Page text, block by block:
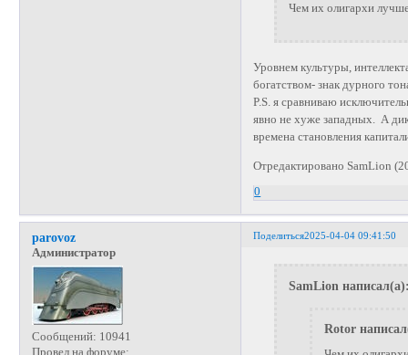
Чем их олигархи
Уровнем культуры,
богатством- знак дурного
P.S. я сравниваю
явно не хуже западных. А
времена становления
Отредактировано SamLion
0
Поделиться2025-04-04 09:41:50
parovoz
Администратор
Сообщений: 10941
Провел на форуме:
SamLion
Rotor